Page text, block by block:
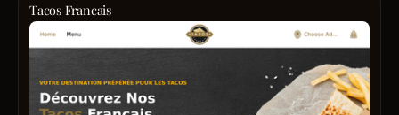
Tacos Francais